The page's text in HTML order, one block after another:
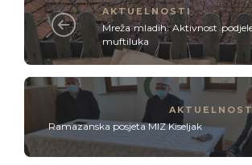
AKTUELNOSTI
Mreža mladih: Aktivnost
muftiluka
Ramazanska posjeta MIZ Kiseljak